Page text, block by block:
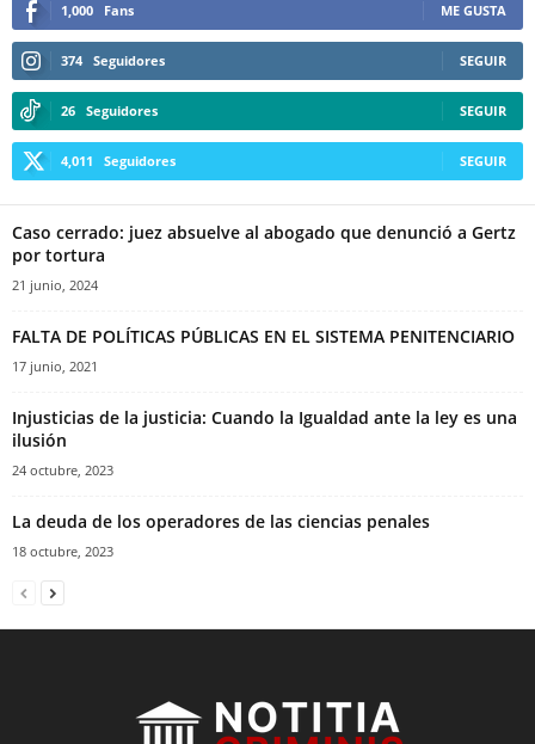
1,000 Fans ME GUSTA
374 Seguidores SEGUIR
26 Seguidores SEGUIR
4,011 Seguidores SEGUIR
Caso cerrado: juez absuelve al abogado que denunció a Gertz
por tortura
21 junio, 2024
FALTA DE POLÍTICAS PÚBLICAS EN EL SISTEMA PENITENCIARIO
17 junio, 2021
Injusticias de la justicia: Cuando la Igualdad ante la ley es una
ilusión
24 octubre, 2023
La deuda de los operadores de las ciencias penales
18 octubre, 2023